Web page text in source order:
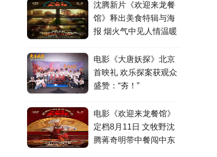
沈腾新片《欢迎来龙餐
馆》释出美食特辑与海
报 烟火气中见人情温暖
电影《大唐妖探》北京
首映礼 欢乐探案获观众
盛赞：“夯！”
电影《欢迎来龙餐馆》
定档8月11日 文牧野沈
腾蒋奇明带中餐闯中东